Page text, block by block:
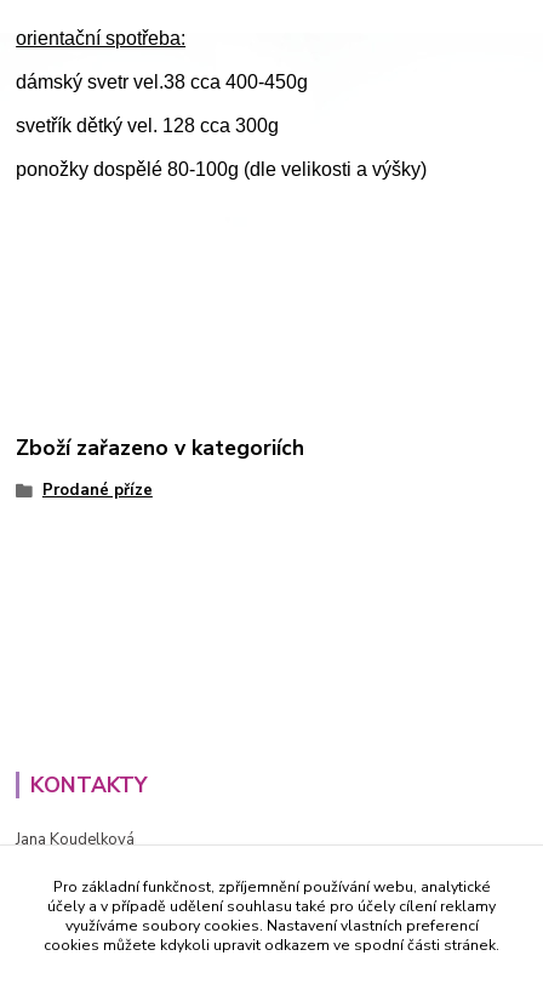
orientační spotřeba:
dámský svetr vel.38 cca 400-450g
svetřík dětký vel. 128 cca 300g
ponožky dospělé 80-100g (dle velikosti a výšky)
Zboží zařazeno v kategoriích
Prodané příze
KONTAKTY
Jana Koudelková
PO - PÁ (8-16h)
info@decida.cz
Pro základní funkčnost, zpříjemnění používání webu, analytické
účely a v případě udělení souhlasu také pro účely cílení reklamy
využíváme soubory cookies. Nastavení vlastních preferencí
cookies můžete kdykoli upravit odkazem ve spodní části stránek.